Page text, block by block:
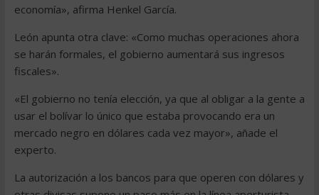
economía», afirma Henkel García.
León apunta otra clave: «Como muchas operaciones ahora
se harán formales, el gobierno aumentará sus ingresos
fiscales».
«El gobierno no tenía elección, ya que al obligar a la gente a
usar el bolívar lo único que estaba provocando era un
mercado negro en dólares cada vez mayor», añade el
experto.
La autorización a los bancos para que operen con dólares y